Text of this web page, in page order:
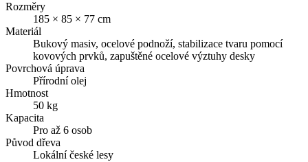
Rozměry
185 × 85 × 77 cm
Materiál
Bukový masiv, ocelové podnoží, stabilizace tvaru pomocí
kovových prvků, zapuštěné ocelové výztuhy desky
Povrchová úprava
Přírodní olej
Hmotnost
50 kg
Kapacita
Pro až 6 osob
Původ dřeva
Lokální české lesy